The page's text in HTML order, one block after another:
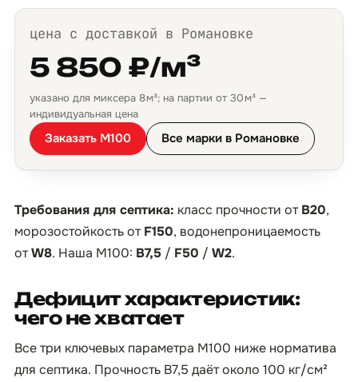
цена с доставкой в Романовке
5 850 ₽/м³
указано для миксера 8 м³; на партии от 30 м³ —
индивидуальная цена
Заказать М100 Все марки в Романовке
Требования для септика: класс прочности отB20,
морозостойкость отF150, водонепроницаемость
отW8. Наша М100: B7,5 / F50 / W2.
Дефицит характеристик:
чего не хватает
Все три ключевых параметра М100 ниже норматива
для септика. Прочность B7,5 даёт около 100 кг/см²